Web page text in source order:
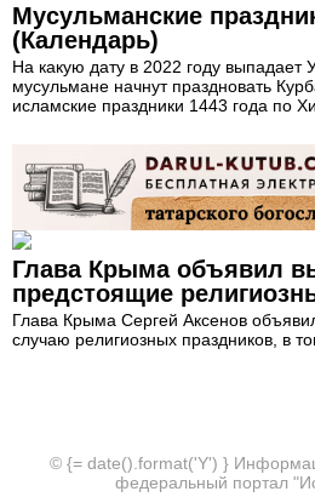
Мусульманские
(Календарь)
На какую дату в 2022 году выпадает
мусульмане начнут праздновать
исламские праздники 1443 года по
Глава Крыма объявил
предстоящие
Глава Крыма Сергей Аксенов
случаю религиозных праздников, в
© {= date().format('Y') }
федеральный портал